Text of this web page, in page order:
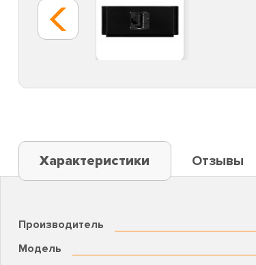
Характеристики Отзывы
Производитель
Модель